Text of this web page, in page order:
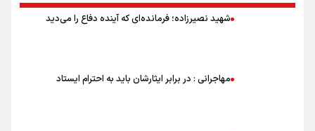
علت نامگذاری ۱۷ مرداد به عنوان روز خبرنگار چیست؟
ورود مواد آلاینده به منابع آب از نگرانی‌های جدی دوران جنگ است/ خطر از
شهید نصیرزاده؛ فرمانده‌ای که آینده دفاع را می‌دید
مهاجرانی : در برابر ایثارشان باید به احترام ایستاد